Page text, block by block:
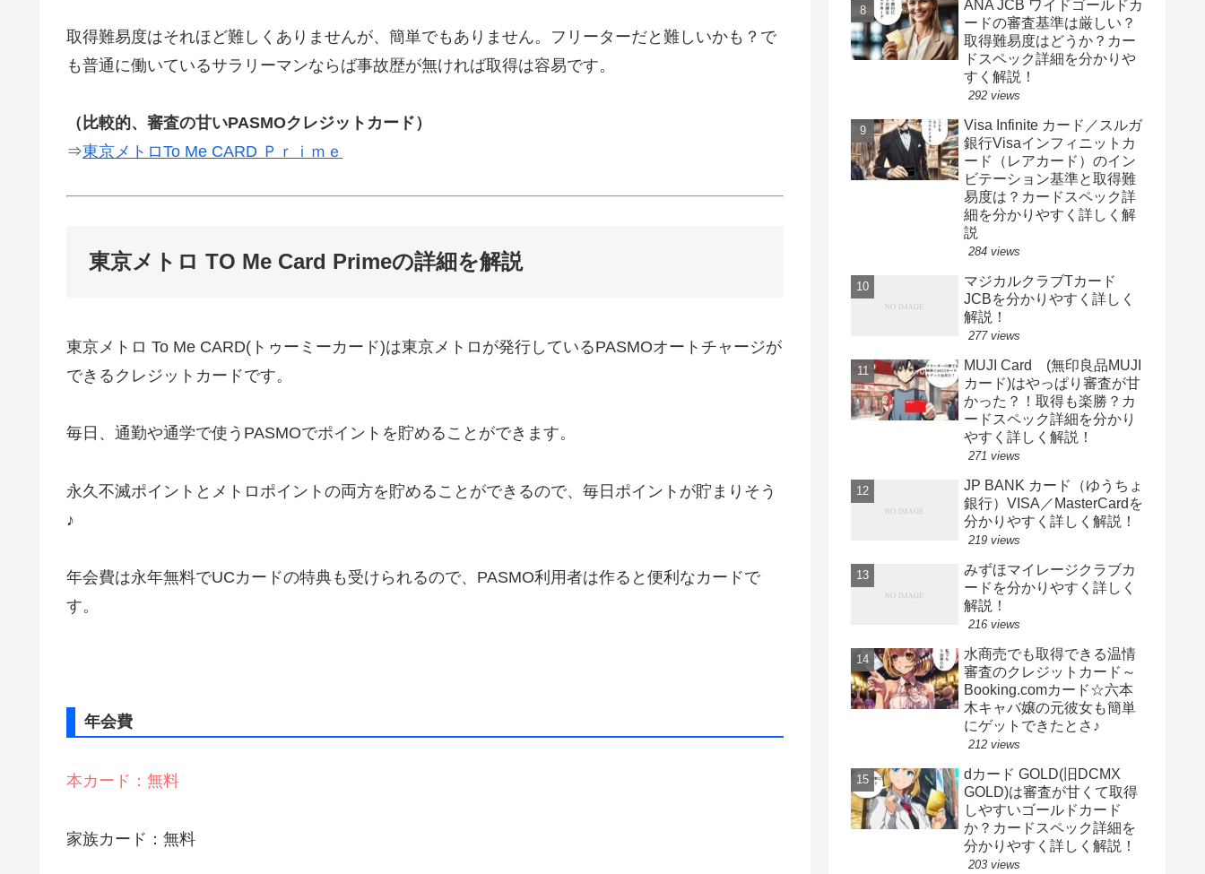
取得難易度はそれほど難しくありませんが、簡単でもありません。フリーターだと難しいかも？で
も普通に働いているサラリーマンならば事故歴が無ければ取得は容易です。
（比較的、審査の甘いPASMOクレジットカード）
⇒東京メトロTo Me CARD Ｐｒｉｍｅ
東京メトロ TO Me Card Primeの詳細を解説
東京メトロ To Me CARD(トゥーミーカード)は東京メトロが発行しているPASMOオートチャージが
できるクレジットカードです。
毎日、通勤や通学で使うPASMOでポイントを貯めることができます。
永久不滅ポイントとメトロポイントの両方を貯めることができるので、毎日ポイントが貯まりそう
♪
年会費は永年無料でUCカードの特典も受けられるので、PASMO利用者は作ると便利なカードで
す。
年会費
本カード：無料
家族カード：無料
ANA JCB ワイドゴールドカ
ードの審査基準は厳しい？
取得難易度はどうか？カー
ドスペック詳細を分かりや
すく解説！
292 views
Visa Infinite カード／スルガ
銀行Visaインフィニットカ
ード（レアカード）のイン
ビテーション基準と取得難
易度は？カードスペック詳
細を分かりやすく詳しく解
説
284 views
マジカルクラブTカード
JCBを分かりやすく詳しく
解説！
277 views
MUJI Card (無印良品MUJI
カード)はやっぱり審査が甘
かった？！取得も楽勝？カ
ードスペック詳細を分かり
やすく詳しく解説！
271 views
JP BANK カード（ゆうちょ
銀行）VISA／MasterCardを
分かりやすく詳しく解説！
219 views
みずほマイレージクラブカ
ードを分かりやすく詳しく
解説！
216 views
水商売でも取得できる温情
審査のクレジットカード～
Booking.comカード☆六本
木キャバ嬢の元彼女も簡単
にゲットできたとさ♪
212 views
dカード GOLD(旧DCMX
GOLD)は審査が甘くて取得
しやすいゴールドカード
か？カードスペック詳細を
分かりやすく詳しく解説！
203 views